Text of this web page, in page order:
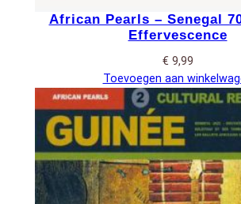
African Pearls – Senegal
Effervescence
€ 9,99
Toevoegen aan